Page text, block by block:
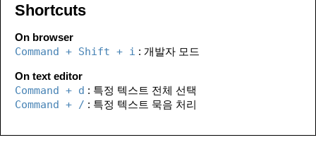
Shortcuts
On browser
Command + Shift + i : 개발자 모드
On text editor
Command + d : 특정 텍스트 전체 선택
Command + / : 특정 텍스트 묵음 처리